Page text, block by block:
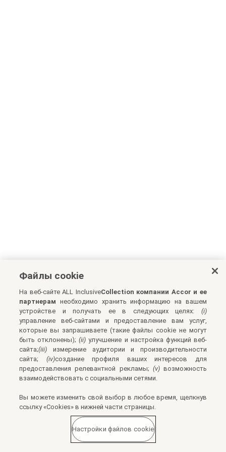
Файлы cookie
На веб-сайте ALL InclusiveCollection компании Accor и ее
партнерам необходимо хранить информацию на вашем
устройстве и получать ее в следующих целях: (i)
управление веб-сайтами и предоставление вам услуг,
которые вы запрашиваете (такие файлы cookie не могут
быть отклонены);(ii) улучшение и настройка функций веб-
сайта;(iii) измерение аудитории и производительности
сайта; (iv)создание профиля ваших интересов для
предоставления релевантной рекламы; (v)возможность
взаимодействовать с социальными сетями.
Вы можете изменить свой выбор в любое время, щелкнув
ссылку «Cookies» в нижней части страницы.
Настройки файлов cookie